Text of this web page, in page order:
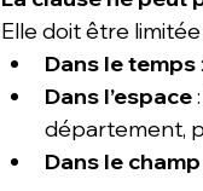
Elle doit être limitée
Dans le temps
Dans l’espace
département,
Dans le